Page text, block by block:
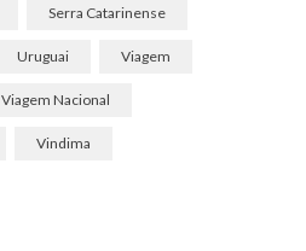
Serra Catarinense
Uruguai Viagem
Viagem Nacional
Vindima